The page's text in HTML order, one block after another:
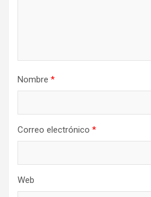
Nombre *
Correo electrónico *
Web